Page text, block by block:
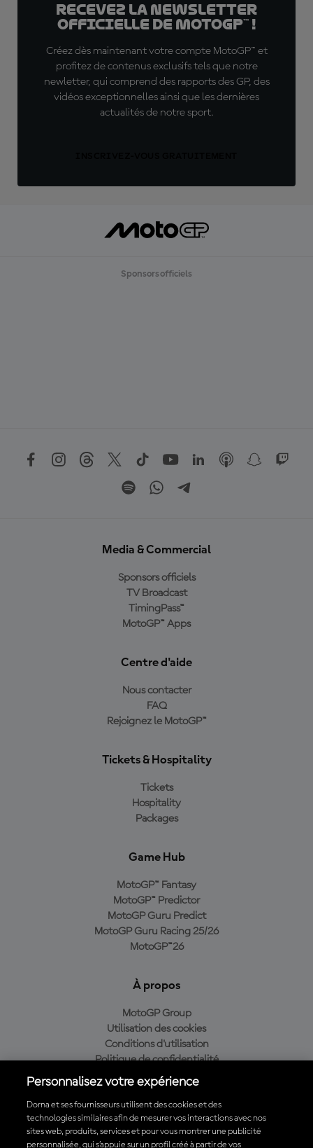
Recevez la Newsletter
officielle de MotoGP™ !
Créez dès maintenant votre compte MotoGP™ et
profitez de contenus exclusifs tels que notre
newletter, qui comprend des rapports des GP, des
vidéos exceptionnelles ainsi que les dernières
actualités de notre sport.
Sponsors officiels
Media & Commercial
Sponsors officiels
TV Broadcast
TimingPass™
MotoGP™ Apps
Centre d'aide
Nous contacter
FAQ
Rejoignez le MotoGP™
Tickets & Hospitality
Tickets
Hospitality
Packages
Game Hub
MotoGP™ Fantasy
MotoGP™ Predictor
MotoGP Guru Predict
MotoGP Guru Racing 25/26
MotoGP™26
À propos
MotoGP Group
Utilisation des cookies
Conditions d'utilisation
Politique de confidentialité
Politique d’achat
Télécharger l'appli officielle du MotoGP™
Personnalisez votre expérience
Dorna et ses fournisseurs utilisent des cookies et des
technologies similaires afin de mesurer vos interactions avec nos
sites web, produits, services et pour vous montrer une publicité
personnalisée, qui s’appuie sur un profil créé à partir de vos